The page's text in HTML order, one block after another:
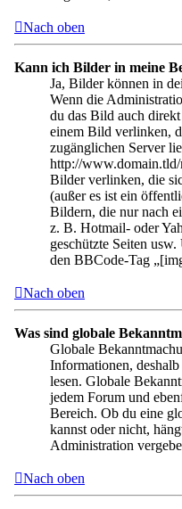
Nach oben
Kann ich Bilder in meine
Ja, Bilder können in
Wenn die
du das Bild auch
einem Bild verlinken,
zugänglichen Server
http://
Bilder verlinken, die
(außer es ist ein
Bildern, die nur nach
z. B. Hotmail- oder
geschützte Seiten
den BBCode-Tag
Nach oben
Was sind globale
Globale
Informationen,
lesen. Globale
jedem Forum und
Bereich. Ob du eine
kannst oder nicht,
Administration
Nach oben